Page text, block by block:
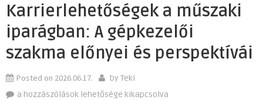
Karrierlehetőségek a műszaki
iparágban: A gépkezelői
szakma előnyei és perspektívái
Posted on 2026.06.17. byTeki
Karrierlehetőségek
a hozzászólások lehetősége kikapcsolva